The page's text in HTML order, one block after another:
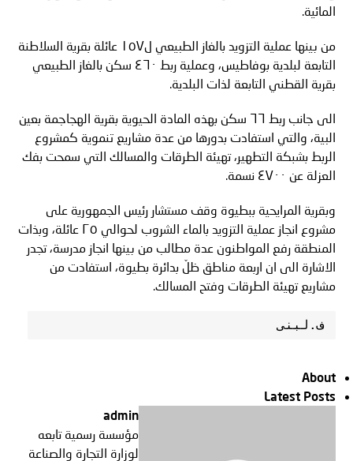
المائية.
من بينها عملية التزويد بالغاز الطبيعي ل١٥٧ عائلة بقرية السلاطنة
التابعة لبلدية بوفاطيس، وعملية ربط ٤٦٠ سكن بالغاز الطبيعي
بقرية القطني التابعة لذات البلدية.
الى جانب ربط ٦٦ سكن بهذه المادة الحيوية بقرية الهجاجمة بعين
البية، والتي استفادت بدورها من عدة مشاريع تنموية كمشروع
الربط بشبكة التطهير، تهيئة الطرقات والمسالك التي سمحت بفك
العزلة عن ٤٧٠٠ نسمة.
وبقرية المرايحية ببطيوة وقف مستشار رئيس الجمهورية على
مشروع انجاز عملية التزويد بالماء الشروب لحوالي ٢٥ عائلة، وبذات
المنطقة رفع المواطنون عدة مطالب من بينها انجاز مدرسة، تجدر
الاشارة الى ان اربعة مناطق ظلّ بدائرة بطيوة، استفادت من
مشاريع تهيئة الطرقات وفتح المسالك.
ف.لبنى
About
Latest Posts
admin
مؤسسة رسمية تابعه
لوزارة التجارة والصناعة